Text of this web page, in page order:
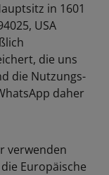
in 1601
USA
die uns
die Nutzungs-
daher
verwenden
Europäische